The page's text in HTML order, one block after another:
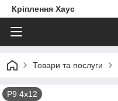
Кріплення Хаус
Товари та послуги
Р9 4х12